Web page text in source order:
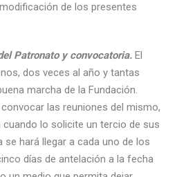
de los presentes
Patronato y convocatoria. El
dos veces al año y tantas
marcha de la Fundación.
las reuniones del mismo,
cuando lo solicite un tercio de sus
hará llegar a cada uno de los
días de antelación a la fecha